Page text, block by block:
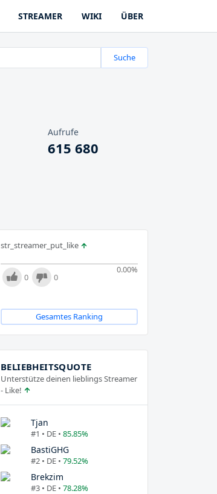
STREAMER WIKI ÜBER
Suche
Aufrufe
615 680
str_streamer_put_like
0.00%
0 0
Gesamtes Ranking
BELIEBHEITSQUOTE
Unterstütze deinen lieblings Streamer
- Like!
Tjan
#1 • DE • 85.85%
BastiGHG
#2 • DE • 79.52%
Brekzim
#3 • DE • 78.28%